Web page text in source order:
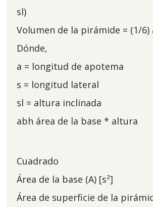
sl)
Volumen de la pirámide = (1/6)
Dónde,
a = longitud de apotema
s = longitud lateral
sl = altura inclinada
abh área de la base * altura
Cuadrado
Área de la base (A) [s²]
Área de superficie de la